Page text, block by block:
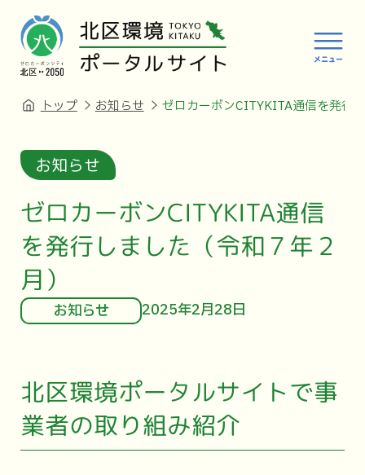
トップ お知らせ ゼロカーボンCITYKITA通信を発行
お知らせ
ゼロカーボンCITYKITA通信
を発行しました（令和７年２
月）
お知らせ 2025年2月28日
北区環境ポータルサイトで事
業者の取り組み紹介